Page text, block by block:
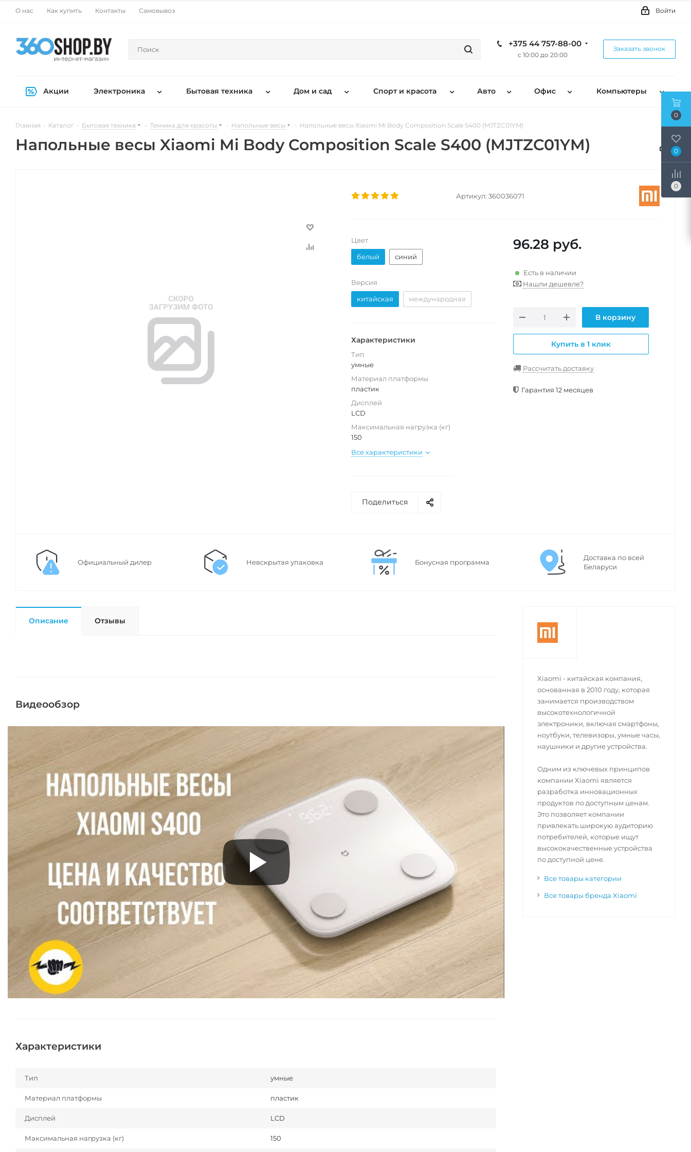
О нас Как купить Контакты Самовывоз Войти
+375 44 757-88-00
с 10:00 до 20:00
Заказать звонок
Акции Электроника Бытовая техника Дом и сад Спорт и красота Авто Офис Компьютеры
Главная - Каталог - Бытовая техника - Техника для красоты - Напольные весы - Напольные весы Xiaomi Mi Body Composition Scale S400 (MJTZC01YM)
Напольные весы Xiaomi Mi Body Composition Scale S400 (MJTZC01YM)
Артикул: 360036071
Цвет
белый
синий
Версия
китайская
международная
Характеристики
Тип
умные
Материал платформы
пластик
Дисплей
LCD
Максимальная нагрузка (кг)
150
Все характеристики
96.28 руб.
Есть в наличии
Нашли дешевле?
В корзину
Купить в 1 клик
Рассчитать доставку
Гарантия 12 месяцев
Поделиться
Официальный дилер Невскрытая упаковка Бонусная программа
Доставка по всей
Беларуси
Описание Отзывы
Видеообзор
Характеристики
Тип умные
Материал платформы пластик
Дисплей LCD
Максимальная нагрузка (кг) 150
Xiaomi - китайская компания,
основанная в 2010 году, которая
занимается производством
высокотехнологичной
электроники, включая смартфоны,
ноутбуки, телевизоры, умные часы,
наушники и другие устройства.
Одним из ключевых принципов
компании Xiaomi является
разработка инновационных
продуктов по доступным ценам.
Это позволяет компании
привлекать широкую аудиторию
потребителей, которые ищут
высококачественные устройства
по доступной цене.
Все товары категории
Все товары бренда Xiaomi
0
0
0